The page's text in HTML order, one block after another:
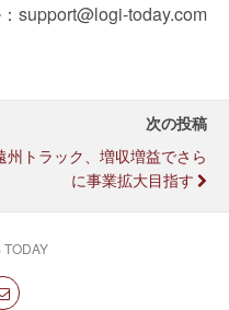
support@logi-today.com
次の投稿
州トラック、増収増益でさら
に事業拡大目指す